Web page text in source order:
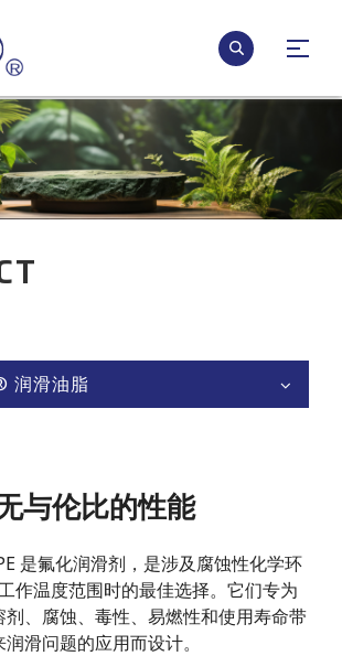
润滑油脂
与伦比的性能
是氟化润滑剂，是涉及腐蚀性化学环
作温度范围时的最佳选择。它们专为
、腐蚀、毒性、易燃性和使用寿命带
润滑问题的应用而设计。